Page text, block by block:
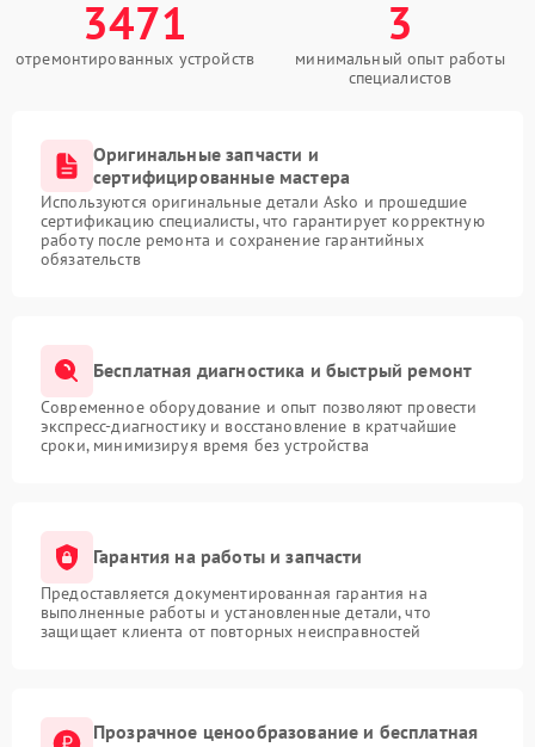
3471
отремонтированных устройств
3
минимальный опыт работы
специалистов
Оригинальные запчасти и
сертифицированные мастера
Используются оригинальные детали Asko и прошедшие
сертификацию специалисты, что гарантирует корректную
работу после ремонта и сохранение гарантийных
обязательств
Бесплатная диагностика и быстрый ремонт
Современное оборудование и опыт позволяют провести
экспресс-диагностику и восстановление в кратчайшие
сроки, минимизируя время без устройства
Гарантия на работы и запчасти
Предоставляется документированная гарантия на
выполненные работы и установленные детали, что
защищает клиента от повторных неисправностей
Прозрачное ценообразование и бесплатная